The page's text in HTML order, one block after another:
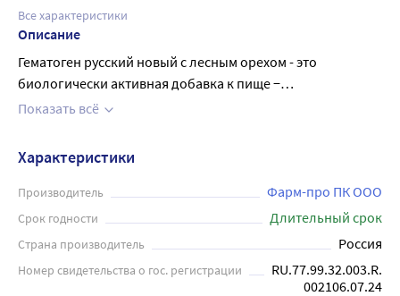
Все характеристики
Описание
Гематоген русский новый с лесным орехом - это
биологически активная добавка к пище −
дополнительный источник железа. Гематоген содержит
альбумин, полученный из очищенной и высушенной
бычьей крови обладает прекрасной биодоступностью,
именно он помогает восполнить потребность в железе. В
классический гематоген добавлены ядра лесных
превращают гематоген в лакомство. Удобная форма
выпуска - плитка 40,0 грамм подходит для перекуса во
Показать всё
Характеристики
Производитель Фарм-про ПК ООО
Срок годности Длительный срок
Страна производитель Россия
Номер свидетельства о гос. регистрации
RU.77.99.32.003.R.
002106.07.24